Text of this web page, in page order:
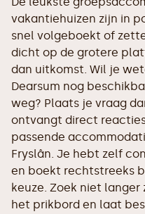
vakantiehuizen zijn in
snel volgeboekt of
dicht op de grotere
dan uitkomst. Wil je
Dearsum nog
weg? Plaats je vraag
ontvangt direct
passende
Fryslân. Je hebt zelf
en boekt rechtstreeks
keuze. Zoek niet
het prikbord en laat